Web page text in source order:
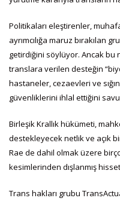
Politikaları eleştirenler,
ayrımcılığa maruz bırakılan
getirdiğini söylüyor. Ancak bu
translara verilen desteğin
hastaneler, cezaevleri ve
güvenliklerini ihlal ettiğini
Birleşik Krallık hükümeti,
destekleyecek netlik ve açık
Rae de dahil olmak üzere
kesimlerinden dışlanmış
Trans hakları grubu